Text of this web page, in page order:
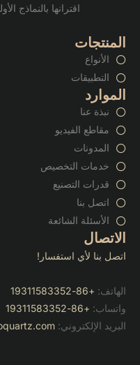
اقترانها بالنماذج
المنتجات
الأنواع
التطبيقات
الموارد
نبذة عنا
مقاطع الفيديو
المدونات
خدمات التخصيص
قدرات التصنيع
اتصل بنا
الأسئلة الشائعة
الاتصال
اتصل بنا لأي استفسار!
الهاتف: +86-19311583352
واتساب: +86-19311583352
البريد الإلكتروني: